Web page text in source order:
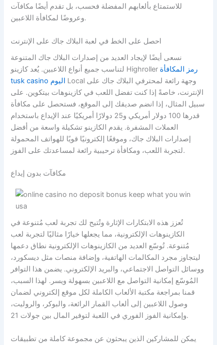
للاستمتاع بألعابهم المفضلة فحسب، بل تقدم أيضًا مكافآت
وعروضًا لمكافأة اللاعبين.
احصل على الخط في لعبة البلاك جاك على الإنترنت
نسعى أيضًا لإيجاد العديد من إصدارات البلاك جاك المتنوعة
لتناسب جميع أنواع اللاعبين. يُعد كازينو Highroller رمز المكافأة
tusk casino اليوم Local وجهة رائعة لمحترفي البلاك جاك على
الإنترنت، خاصةً إذا كنت تفضل اللعب في كازينوهات بيتكوين. على
سبيل المثال، إذا انضم صديقك إلى الموقع، فستحصل على مكافأة
قدرها 100 دولار أمريكي و25 دولارًا أمريكيًا عند الإيداع باستخدام
العملات المشفرة. يقدم الكازينو تشكيلة واسعة من أفضل
إصدارات البلاك جاك، وموقعًا إلكترونيًا قويًا للهواتف المحمولة
لتجربة اللعب، ومكافأة ترحيبية رائعة لمساعدتك على الفوز.
مكافآت بدون إيداع
تُعزز هذه الابتكارات الإثارة وتُتيح لك تجربة لعب مُتنوعة في
الكازينوهات الإلكترونية، مما يجعلها خيارًا مثاليًا لتجربة لعب
مُتنوعة. تُوسّع العديد من الكازينوهات الإلكترونية نطاق دعمها
ليتجاوز مجرد المكالمات الهاتفية، وإضافة منصات مثل ديسكورد،
ووسائل التواصل الاجتماعي، والبريد الإلكتروني. يضمن هذا التوافر
المُوسّع إمكانية التواصل مع اللاعبين بسهولة ويسر. لهذا السبب،
قمنا بمراجعة مكتبة الألعاب الكاملة لكل موقع إلكتروني لضمان
وصول اللاعبين إلى ألعاب القمار الرائعة، والبوكر، والروليت،
وإمكانية الفوز الفوري في اللعبة لتوفير المال بين جولات 21.
يمكن للمشاركين الذين يبحثون عن مجموعة كاملة من تطبيقات